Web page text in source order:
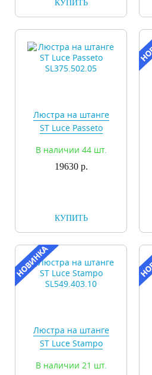
КУПИТЬ
Люстра на штанге
ST Luce Passeto
В наличии 44 шт.
19630 р.
КУПИТЬ
Люстра на штанге
ST Luce Stampo
В наличии 21 шт.